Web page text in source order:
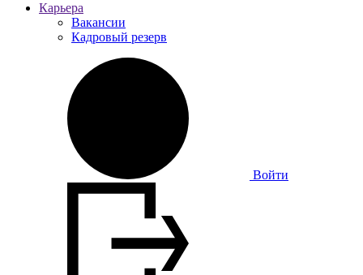
Карьера
Вакансии
Кадровый резерв
Войти